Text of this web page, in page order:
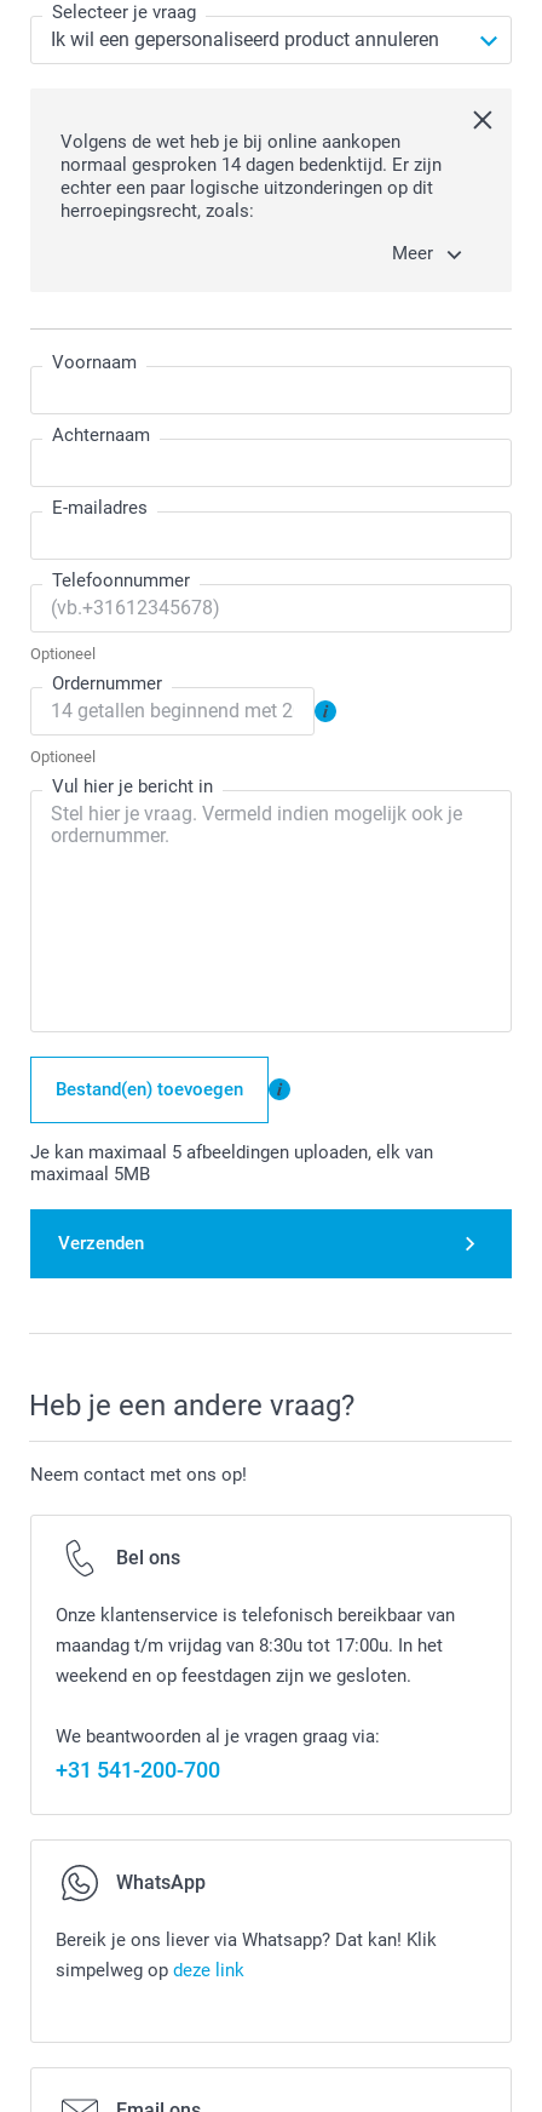
Selecteer je vraag
Volgens de wet heb je bij online aankopen
normaal gesproken 14 dagen bedenktijd. Er zijn
echter een paar logische uitzonderingen op dit
herroepingsrecht, zoals:
Meer
Voornaam
Achternaam
E-mailadres
Telefoonnummer
Optioneel
Ordernummer
Optioneel
Vul hier je bericht in
Bestand(en) toevoegen
Je kan maximaal 5 afbeeldingen uploaden, elk van
maximaal 5MB
Verzenden
Heb je een andere vraag?
Neem contact met ons op!
Bel ons
Onze klantenservice is telefonisch bereikbaar van
maandag t/m vrijdag van 8:30u tot 17:00u. In het
weekend en op feestdagen zijn we gesloten.
We beantwoorden al je vragen graag via:
+31 541-200-700
WhatsApp
Bereik je ons liever via Whatsapp? Dat kan! Klik
simpelweg op deze link